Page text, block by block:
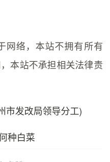
网络，本站不拥有所有
本站不承担相关法律责
市发改局领导分工)
种白菜